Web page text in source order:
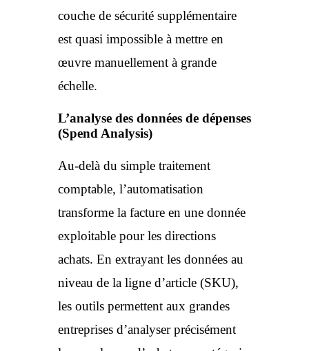
couche de sécurité supplémentaire
est quasi impossible à mettre en
œuvre manuellement à grande
échelle.
L’analyse des données de dépenses
(Spend Analysis)
Au-delà du simple traitement
comptable, l’automatisation
transforme la facture en une donnée
exploitable pour les directions
achats. En extrayant les données au
niveau de la ligne d’article (SKU),
les outils permettent aux grandes
entreprises d’analyser précisément